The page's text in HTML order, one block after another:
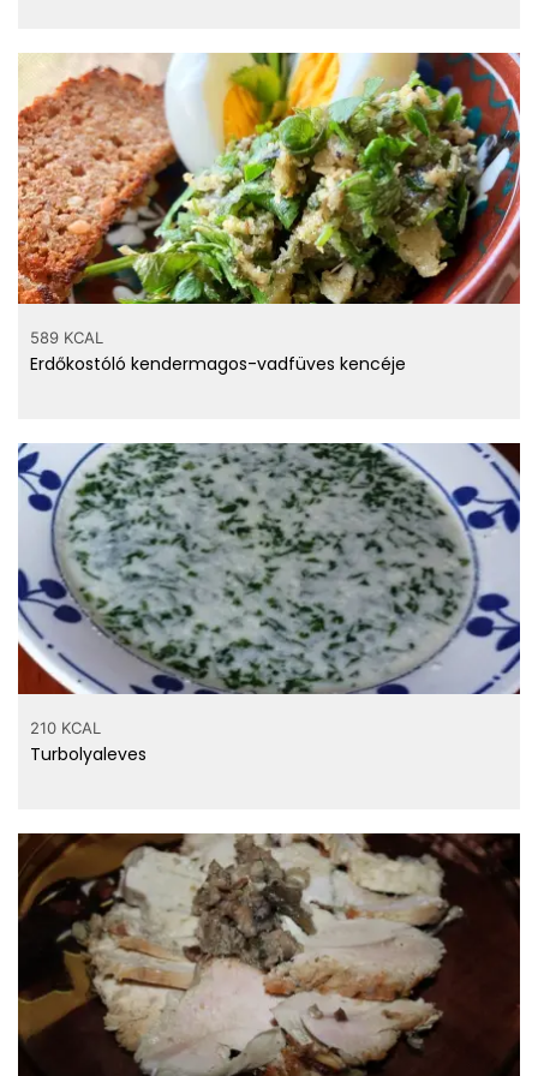
589 KCAL
Erdőkostóló kendermagos-vadfüves kencéje
210 KCAL
Turbolyaleves